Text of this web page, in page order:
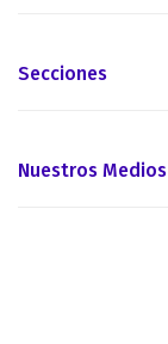
Secciones
Nuestros Medios